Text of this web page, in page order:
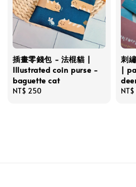
插畫零錢包 - 法棍貓 |
Illustrated coin purse -
baguette cat
Regular
NT$ 250
刺
|